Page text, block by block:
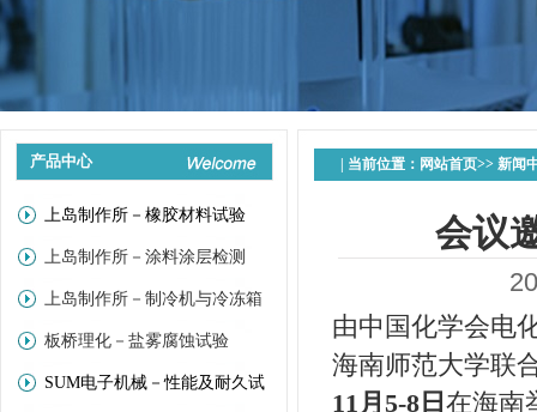
产品中心
上岛制作所－橡胶材料试验
上岛制作所－涂料涂层检测
上岛制作所－制冷机与冷冻箱
板桥理化－盐雾腐蚀试验
SUM电子机械－性能及耐久试
| 当前位置： 网站首页>> 新闻
会议
由中国化学会电
海南师范大学联
11月5-8日 在海南